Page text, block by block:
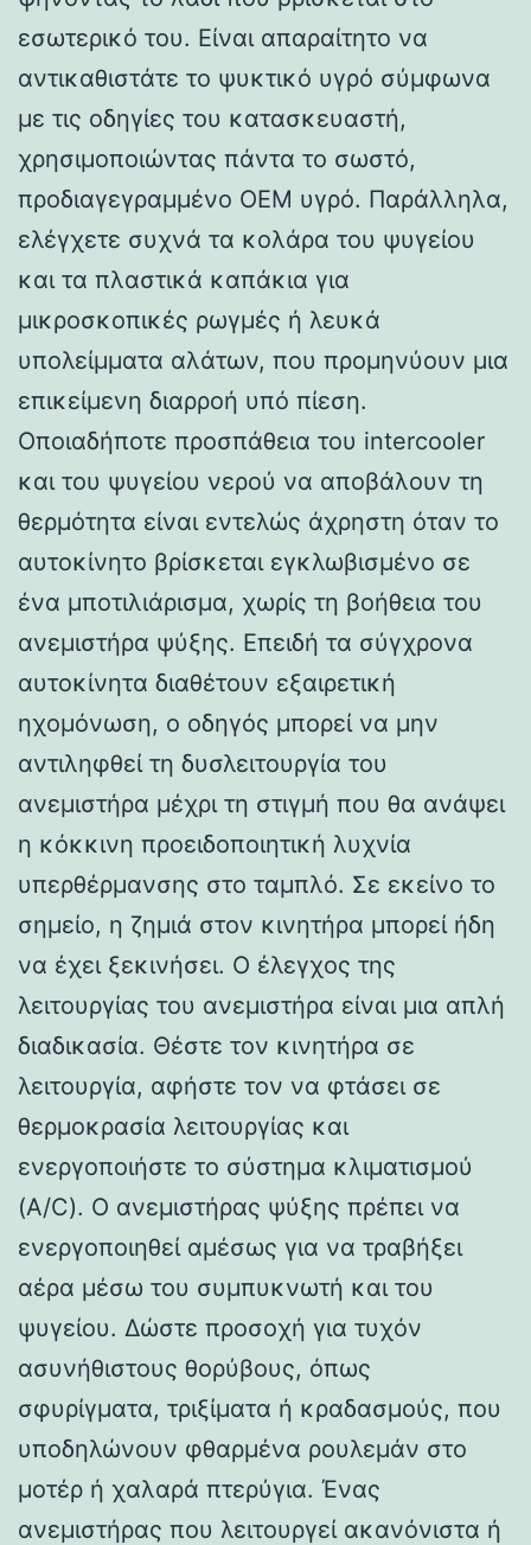
εσωτερικό του. Είναι απαραίτητο να
αντικαθιστάτε το ψυκτικό υγρό σύμφωνα
με τις οδηγίες του κατασκευαστή,
χρησιμοποιώντας πάντα το σωστό,
προδιαγεγραμμένο OEM υγρό. Παράλληλα,
ελέγχετε συχνά τα κολάρα του ψυγείου
και τα πλαστικά καπάκια για
μικροσκοπικές ρωγμές ή λευκά
υπολείμματα αλάτων, που προμηνύουν μια
επικείμενη διαρροή υπό πίεση.
Οποιαδήποτε προσπάθεια του intercooler
και του ψυγείου νερού να αποβάλουν τη
θερμότητα είναι εντελώς άχρηστη όταν το
αυτοκίνητο βρίσκεται εγκλωβισμένο σε
ένα μποτιλιάρισμα, χωρίς τη βοήθεια του
ανεμιστήρα ψύξης. Επειδή τα σύγχρονα
αυτοκίνητα διαθέτουν εξαιρετική
ηχομόνωση, ο οδηγός μπορεί να μην
αντιληφθεί τη δυσλειτουργία του
ανεμιστήρα μέχρι τη στιγμή που θα ανάψει
η κόκκινη προειδοποιητική λυχνία
υπερθέρμανσης στο ταμπλό. Σε εκείνο το
σημείο, η ζημιά στον κινητήρα μπορεί ήδη
να έχει ξεκινήσει. Ο έλεγχος της
λειτουργίας του ανεμιστήρα είναι μια απλή
διαδικασία. Θέστε τον κινητήρα σε
λειτουργία, αφήστε τον να φτάσει σε
θερμοκρασία λειτουργίας και
ενεργοποιήστε το σύστημα κλιματισμού
(A/C). Ο ανεμιστήρας ψύξης πρέπει να
ενεργοποιηθεί αμέσως για να τραβήξει
αέρα μέσω του συμπυκνωτή και του
ψυγείου. Δώστε προσοχή για τυχόν
ασυνήθιστους θορύβους, όπως
σφυρίγματα, τριξίματα ή κραδασμούς, που
υποδηλώνουν φθαρμένα ρουλεμάν στο
μοτέρ ή χαλαρά πτερύγια. Ένας
ανεμιστήρας που λειτουργεί ακανόνιστα ή